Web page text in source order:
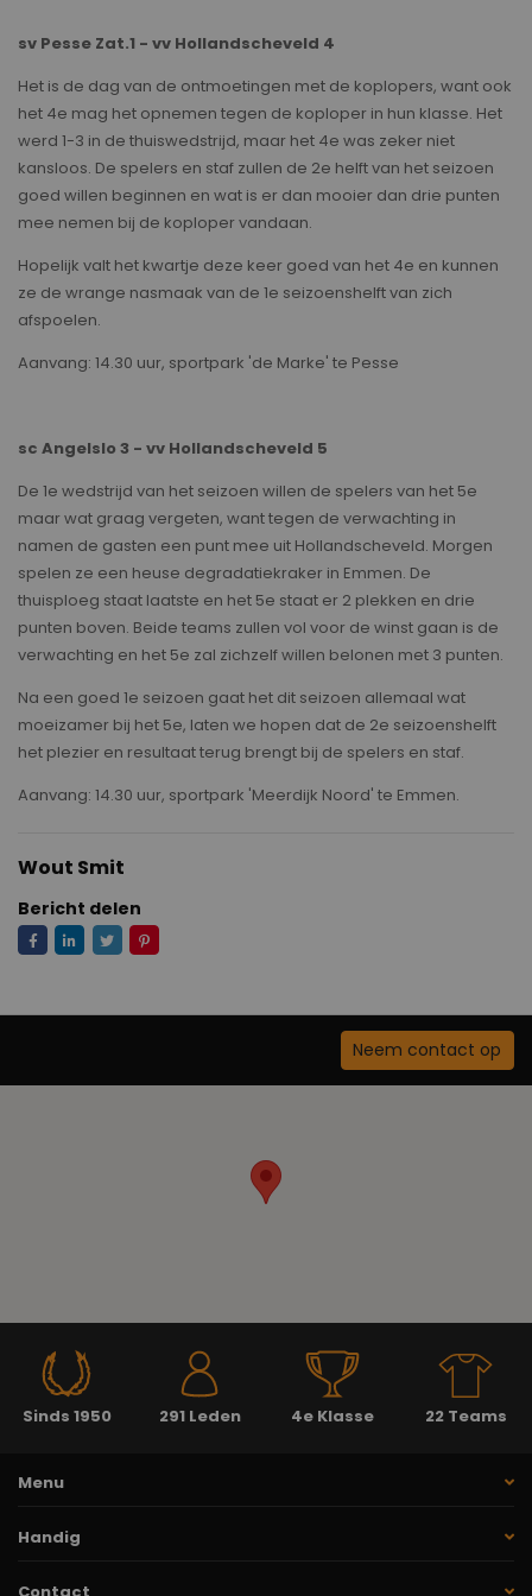
sv Pesse Zat.1 - vv Hollandscheveld 4
Het is de dag van de ontmoetingen met de koplopers, want ook
het 4e mag het opnemen tegen de koploper in hun klasse. Het
werd 1-3 in de thuiswedstrijd, maar het 4e was zeker niet
kansloos. De spelers en staf zullen de 2e helft van het seizoen
goed willen beginnen en wat is er dan mooier dan drie punten
mee nemen bij de koploper vandaan.
Hopelijk valt het kwartje deze keer goed van het 4e en kunnen
ze de wrange nasmaak van de 1e seizoenshelft van zich
afspoelen.
Aanvang: 14.30 uur, sportpark 'de Marke' te Pesse
sc Angelslo 3 - vv Hollandscheveld 5
De 1e wedstrijd van het seizoen willen de spelers van het 5e
maar wat graag vergeten, want tegen de verwachting in
namen de gasten een punt mee uit Hollandscheveld. Morgen
spelen ze een heuse degradatiekraker in Emmen. De
thuisploeg staat laatste en het 5e staat er 2 plekken en drie
punten boven. Beide teams zullen vol voor de winst gaan is de
verwachting en het 5e zal zichzelf willen belonen met 3 punten.
Na een goed 1e seizoen gaat het dit seizoen allemaal wat
moeizamer bij het 5e, laten we hopen dat de 2e seizoenshelft
het plezier en resultaat terug brengt bij de spelers en staf.
Aanvang: 14.30 uur, sportpark 'Meerdijk Noord' te Emmen.
Wout Smit
Bericht delen
Neem contact op
Sinds 1950 291 Leden 4e Klasse 22 Teams
Menu
Handig